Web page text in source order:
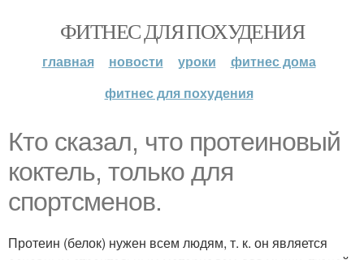
ФИТНЕС ДЛЯ ПОХУДЕНИЯ
главная новости уроки
фитнес дома
фитнес для похудения
Кто сказал, что протеиновый
коктель, только для
спортсменов.
Протеин (белок) нужен всем людям, т. к. он является